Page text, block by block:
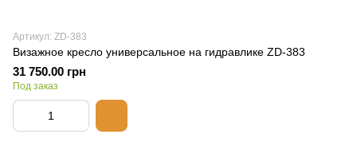
Артикул: ZD-383
Визажное кресло универсальное на гидравлике ZD-383
31 750.00 грн
Под заказ